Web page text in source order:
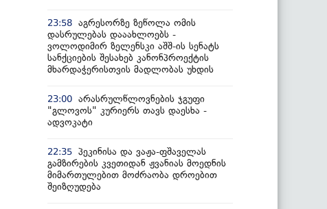
23:58 აგრესორზე ზეწოლა ომის
დასრულებას დააახლოებს -
ვოლოდიმირ ზელენსკი აშშ-ის სენატს
სანქციების შესახებ კანონპროექტის
მხარდაჭერისთვის მადლობას უხდის
23:00 არასრულწლოვნების ჯგუფი
"გლოვოს" კურიერს თავს დაესხა -
ადვოკატი
22:35 პეკინისა და ვაჟა-ფშაველას
გამზირების კვეთიდან ჟვანიას მოედნის
მიმართულებით მოძრაობა დროებით
შეიზღუდება